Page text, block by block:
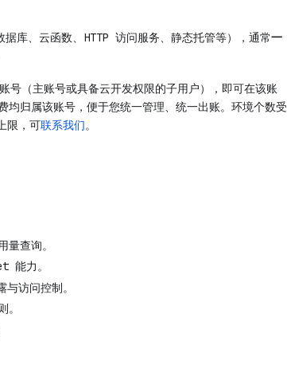
库、云函数、HTTP 访问服务、静态托管等），通常一
号（主账号或具备云开发权限的子用户），即可在该账
归属该账号，便于您统一管理、统一出账。环境个数受
限，可联系我们。
量查询。
能力。
访问控制。